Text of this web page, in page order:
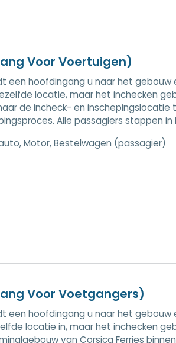
Voor Voertuigen)
een hoofdingang u naar het gebouw
locatie, maar het inchecken
de incheck- en
Alle passagiers stappen
Motor, Bestelwagen (passagier)
Voor Voetgangers)
een hoofdingang u naar het gebouw
locatie in, maar het inchecken
van Corsica Ferries